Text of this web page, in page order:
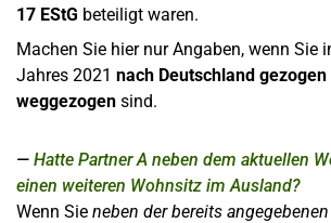
17 EStG beteiligt waren.
Machen Sie hier nur Angaben, wenn Sie
Jahres 2021 nach Deutschland gezogen
weggezogen sind.
Hatte Partner A neben dem aktuellen
einen weiteren Wohnsitz im Ausland?
Wenn Sie neben der bereits